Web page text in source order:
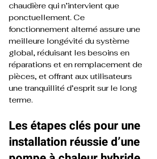
chaudière qui n’intervient que
ponctuellement. Ce
fonctionnement alterné assure une
meilleure longévité du système
global, réduisant les besoins en
réparations et en remplacement de
pièces, et offrant aux utilisateurs
une tranquillité d’esprit sur le long
terme.
Les étapes clés pour une
installation réussie d’une